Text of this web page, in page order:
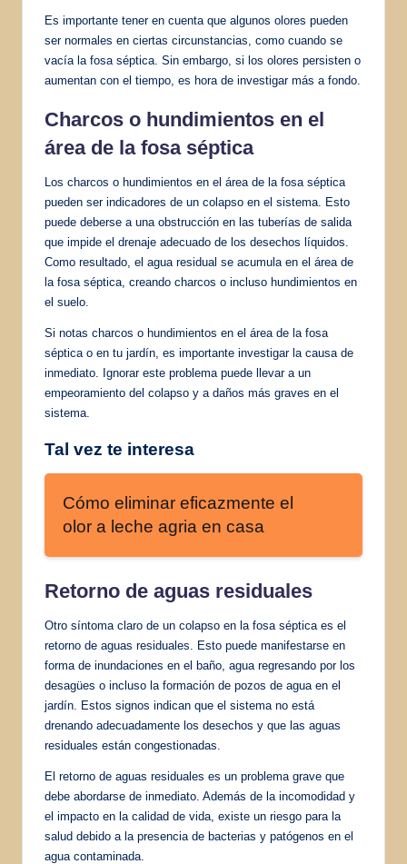
Es importante tener en cuenta que algunos olores pueden
ser normales en ciertas circunstancias, como cuando se
vacía la fosa séptica. Sin embargo, si los olores persisten o
aumentan con el tiempo, es hora de investigar más a fondo.
Charcos o hundimientos en el
área de la fosa séptica
Los charcos o hundimientos en el área de la fosa séptica
pueden ser indicadores de un colapso en el sistema. Esto
puede deberse a una obstrucción en las tuberías de salida
que impide el drenaje adecuado de los desechos líquidos.
Como resultado, el agua residual se acumula en el área de
la fosa séptica, creando charcos o incluso hundimientos en
el suelo.
Si notas charcos o hundimientos en el área de la fosa
séptica o en tu jardín, es importante investigar la causa de
inmediato. Ignorar este problema puede llevar a un
empeoramiento del colapso y a daños más graves en el
sistema.
Tal vez te interesa
Cómo eliminar eficazmente el
olor a leche agria en casa
Retorno de aguas residuales
Otro síntoma claro de un colapso en la fosa séptica es el
retorno de aguas residuales. Esto puede manifestarse en
forma de inundaciones en el baño, agua regresando por los
desagües o incluso la formación de pozos de agua en el
jardín. Estos signos indican que el sistema no está
drenando adecuadamente los desechos y que las aguas
residuales están congestionadas.
El retorno de aguas residuales es un problema grave que
debe abordarse de inmediato. Además de la incomodidad y
el impacto en la calidad de vida, existe un riesgo para la
salud debido a la presencia de bacterias y patógenos en el
agua contaminada.